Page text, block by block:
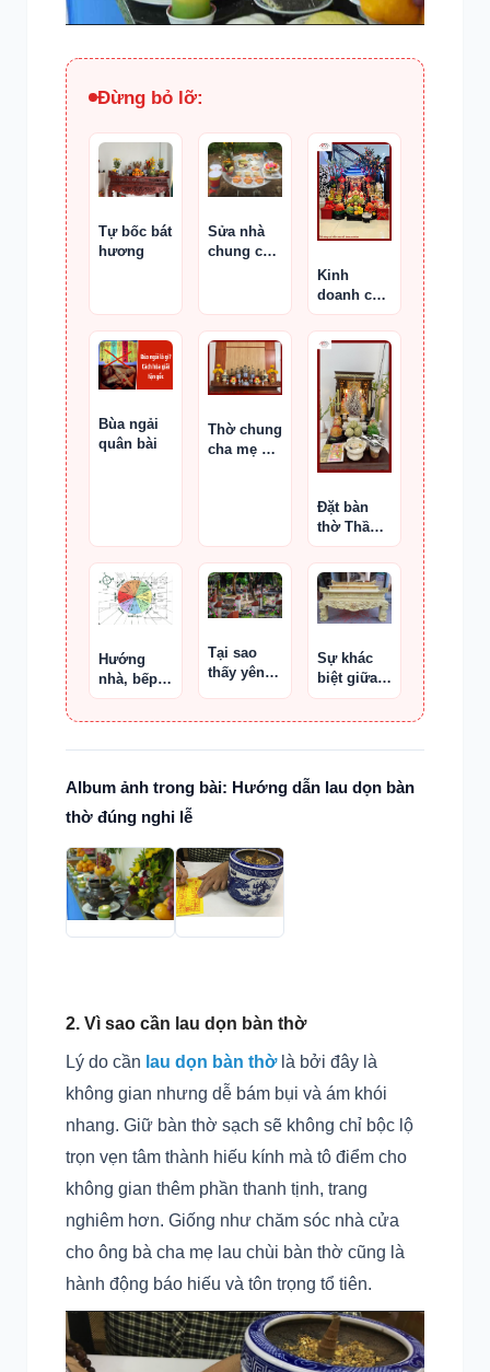
Đừng bỏ lỡ:
Tự bốc bát
hương
Sửa nhà
chung cư
Kinh
doanh có
cần lập
bàn thờ
Thần Tài
không?
Bùa ngải
quân bài
Thờ chung
cha mẹ vợ
Đặt bàn
thờ Thần
Tài cho nữ
Ất Hợi
1995
Hướng
nhà, bếp,
giường
tuổi 1985
Tại sao
thấy yên
trang ?
Sự khác
biệt giữa
bàn thờ 3
lớp và tam
Album ảnh trong bài: Hướng dẫn lau dọn bàn
thờ đúng nghi lễ
2. Vì sao cần lau dọn bàn thờ
Lý do cần lau dọn bàn thờlà bởi đây là
không gian nhưng dễ bám bụi và ám khói
nhang. Giữ bàn thờ sạch sẽ không chỉ bộc lộ
trọn vẹn tâm thành hiếu kính mà tô điểm cho
không gian thêm phần thanh tịnh, trang
nghiêm hơn. Giống như chăm sóc nhà cửa
cho ông bà cha mẹ lau chùi bàn thờ cũng là
hành động báo hiếu và tôn trọng tổ tiên.